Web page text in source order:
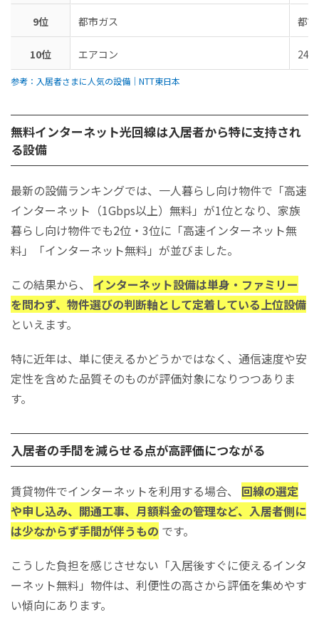
9位 都市ガス 都
10位 エアコン 24
参考：入居者さまに人気の設備│NTT東日本
無料インターネット光回線は入居者から特に支持され
る設備
最新の設備ランキングでは、一人暮らし向け物件で「高速
インターネット（1Gbps以上）無料」が1位となり、家族
暮らし向け物件でも2位・3位に「高速インターネット無
料」「インターネット無料」が並びました。
この結果から、 インターネット設備は単身・ファミリー
を問わず、物件選びの判断軸として定着している上位設備
といえます。
特に近年は、単に使えるかどうかではなく、通信速度や安
定性を含めた品質そのものが評価対象になりつつありま
す。
入居者の手間を減らせる点が高評価につながる
賃貸物件でインターネットを利用する場合、 回線の選定
や申し込み、開通工事、月額料金の管理など、入居者側に
は少なからず手間が伴うもの です。
こうした負担を感じさせない「入居後すぐに使えるインタ
ーネット無料」物件は、利便性の高さから評価を集めやす
い傾向にあります。